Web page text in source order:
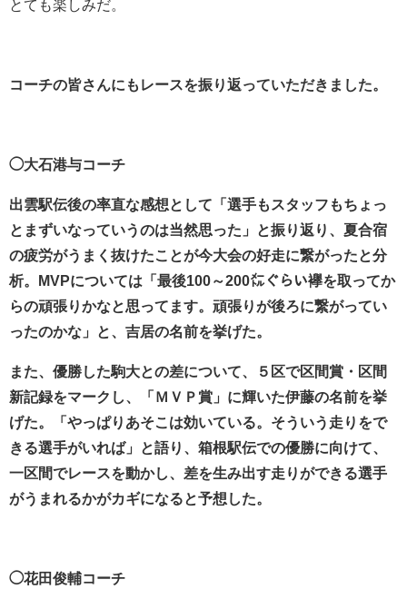
とても楽しみだ。
コーチの皆さんにもレースを振り返っていただきました。
◯大石港与コーチ
出雲駅伝後の率直な感想として「選手もスタッフもちょっ
とまずいなっていうのは当然思った」と振り返り、夏合宿
の疲労がうまく抜けたことが今大会の好走に繋がったと分
析。MVPについては「最後100～200㍍ぐらい襷を取ってか
らの頑張りかなと思ってます。頑張りが後ろに繋がってい
ったのかな」と、吉居の名前を挙げた。
また、優勝した駒大との差について、５区で区間賞・区間
新記録をマークし、「ＭＶＰ賞」に輝いた伊藤の名前を挙
げた。「やっぱりあそこは効いている。そういう走りをで
きる選手がいれば」と語り、箱根駅伝での優勝に向けて、
一区間でレースを動かし、差を生み出す走りができる選手
がうまれるかがカギになると予想した。
◯花田俊輔コーチ